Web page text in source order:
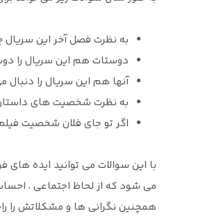
به نظرت فصل آخر این سریال
دوستات هم این سریال را
آنها هم این سریال را دنبال
به نظرت شخصیت های داستان
اگر تو جای فلان شخصیت
با این سوالات می توانید ایده
می شود که از لحاظ اجتماعی ،
همچنین نگرانی ها و مشکلاتش را